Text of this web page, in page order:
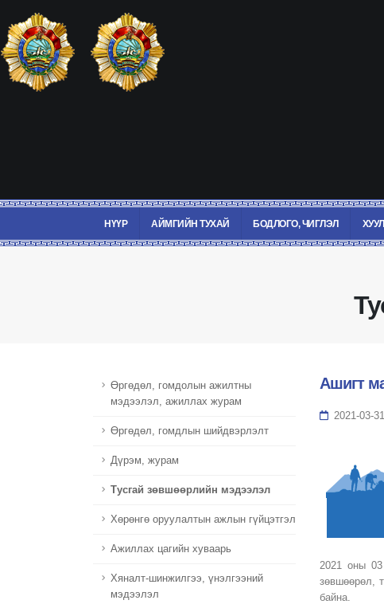
НҮҮР АЙМГИЙН ТУХАЙ БОДЛОГО, ЧИГЛЭЛ
Өргөдөл, гомдолын ажилтны
мэдээлэл, ажиллах журам
Өргөдөл, гомдлын шийдвэрлэлт
Дүрэм, журам
Тусгай зөвшөөрлийн мэдээлэл
Хөрөнгө оруулалтын ажлын гүйцэтгэл
Ажиллах цагийн хуваарь
Хяналт-шинжилгээ, үнэлгээний
мэдээлэл
Ашигт
2021-03-31
2021 оны 03
зөвшөөрөл,
байна.